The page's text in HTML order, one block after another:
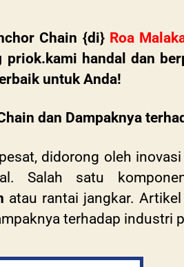
Chain {di} Roa
handal dan
untuk Anda!
dan Dampaknya
didorong oleh
Salah satu
atau rantai jangkar.
terhadap industri